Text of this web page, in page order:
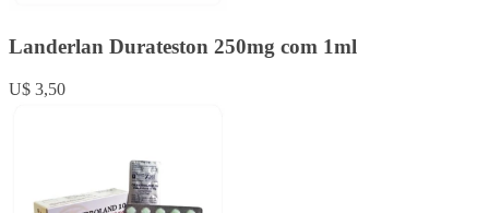
Landerlan Durateston 250mg com 1ml
U$ 3,50